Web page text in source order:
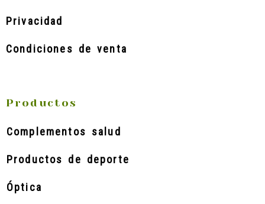
Privacidad
Condiciones de venta
Productos
Complementos salud
Productos de deporte
Óptica